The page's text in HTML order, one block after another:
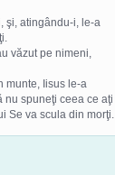
şi, atingându-i, le-a
văzut pe nimeni,
munte, Iisus le-a
nu spuneţi ceea ce aţi
Se va scula din morţi.